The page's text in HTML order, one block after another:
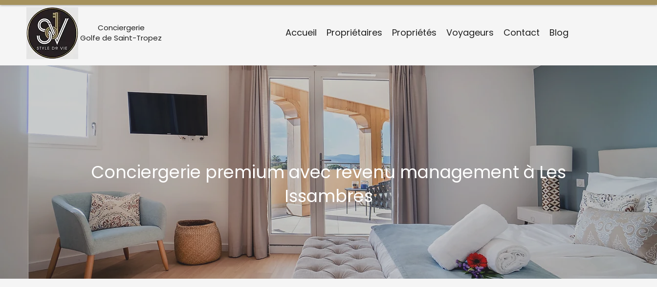
Conciergerie
Golfe de Saint-Tropez
Accueil Propriétaires Propriétés Voyageurs Contact Blog
Conciergerie premium avec revenu management à Les
Issambres